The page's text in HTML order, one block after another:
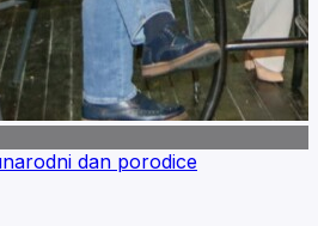
dan porodice